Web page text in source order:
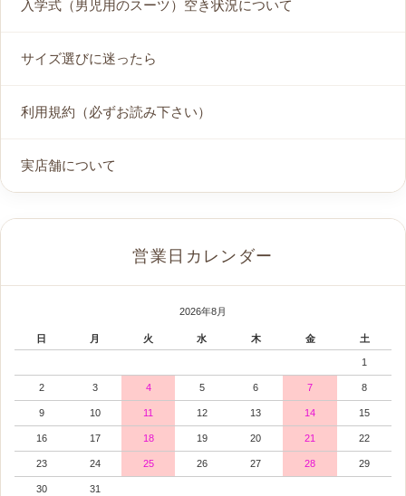
入学式（男児用のスーツ）空き状況について
サイズ選びに迷ったら
利用規約（必ずお読み下さい）
実店舗について
営業日カレンダー
2026年8月
日 月 火 水 木 金 土
1
2 3 4 5 6 7 8
9 10 11 12 13 14 15
16 17 18 19 20 21 22
23 24 25 26 27 28 29
30 31